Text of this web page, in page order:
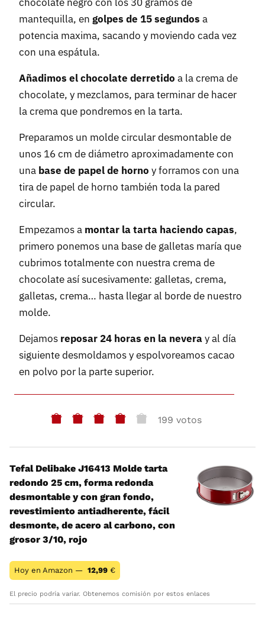
mantequilla, en golpes de 15 segundos a
potencia maxima, sacando y moviendo cada vez
con una espátula.
Añadimos el chocolate derretido a la crema de
chocolate, y mezclamos, para terminar de hacer
la crema que pondremos en la tarta.
Preparamos un molde circular desmontable de
unos 16 cm de diámetro aproximadamente con
una base de papel de horno y forramos con una
tira de papel de horno también toda la pared
circular.
Empezamos a montar la tarta haciendo capas,
primero ponemos una base de galletas maría que
cubrimos totalmente con nuestra crema de
chocolate así sucesivamente: galletas, crema,
galletas, crema… hasta llegar al borde de nuestro
molde.
Dejamos reposar 24 horas en la neveray al día
siguiente desmoldamos y espolvoreamos cacao
en polvo por la parte superior.
199 votos
Tefal Delibake J16413 Molde tarta
redondo 25 cm, forma redonda
desmontable y con gran fondo,
revestimiento antiadherente, fácil
desmonte, de acero al carbono, con
grosor 3/10, rojo
Hoy en Amazon — 12,99 €
El precio podría variar. Obtenemos comisión por estos enlaces